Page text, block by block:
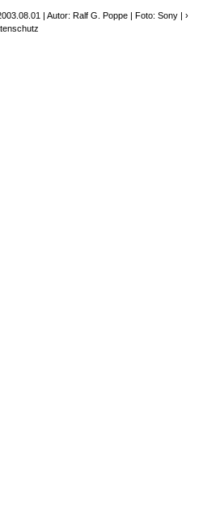
| Autor: Ralf G. Poppe | Foto: Sony |›